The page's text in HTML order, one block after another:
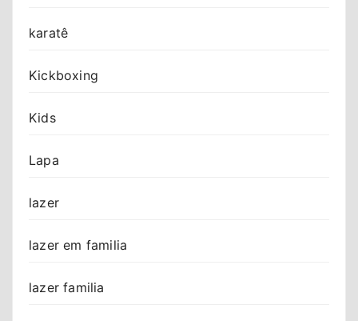
karatê
Kickboxing
Kids
Lapa
lazer
lazer em familia
lazer familia